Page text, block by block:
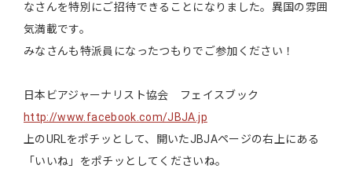
なさんを特別にご招待できることになりました。異国の雰囲
気満載です。
みなさんも特派員になったつもりでご参加ください！
日本ビアジャーナリスト協会 フェイスブック
http://www.facebook.com/JBJA.jp
上のURLをポチッとして、開いたJBJAページの右上にある
「いいね」をポチッとしてくださいね。